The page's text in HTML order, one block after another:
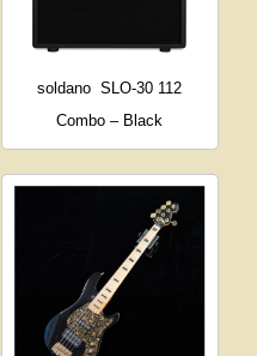
soldano SLO-30 112
Combo – Black